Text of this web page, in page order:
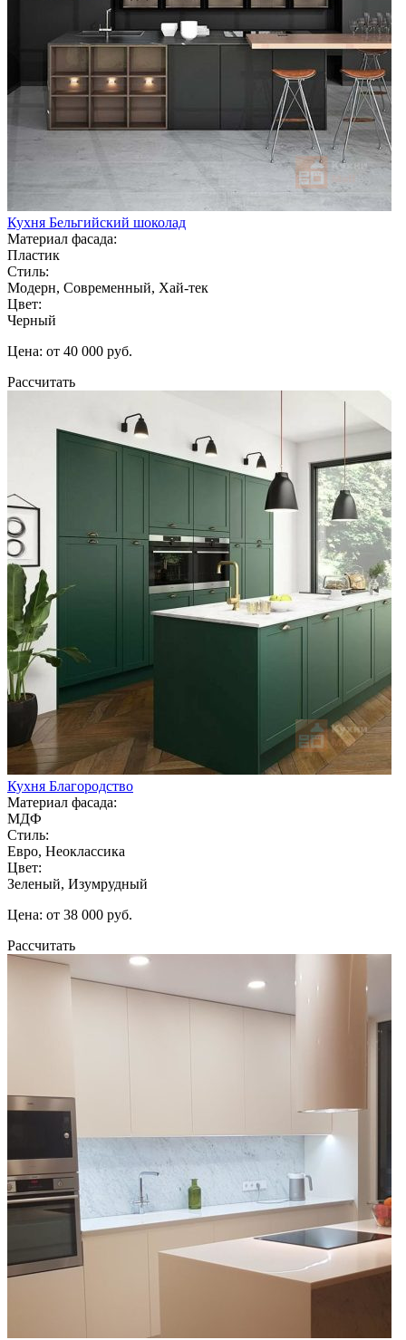
Кухня Бельгийский шоколад
Материал фасада:
Пластик
Стиль:
Модерн, Современный, Хай-тек
Цвет:
Черный
Цена: от 40 000 руб.
Рассчитать
Кухня Благородство
Материал фасада:
МДФ
Стиль:
Евро, Неоклассика
Цвет:
Зеленый, Изумрудный
Цена: от 38 000 руб.
Рассчитать